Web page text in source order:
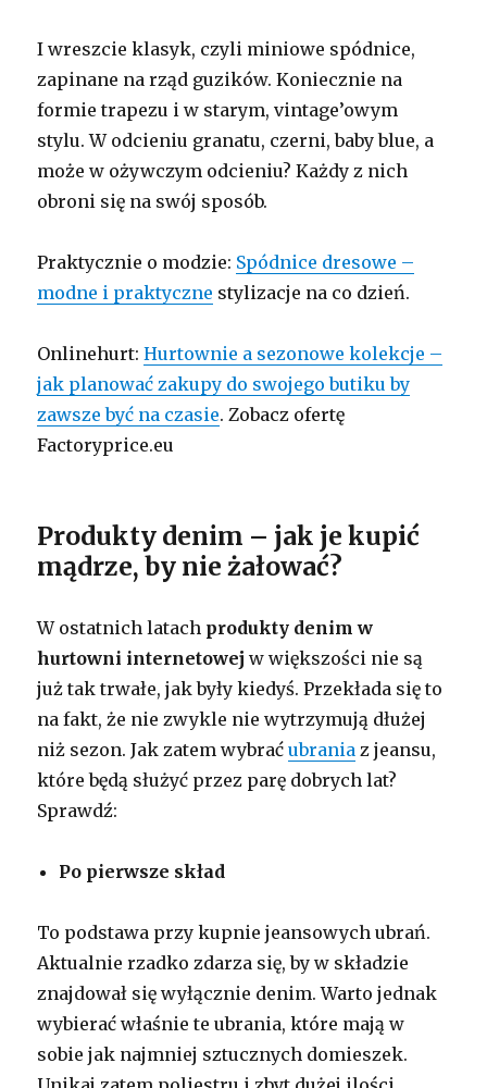
I wreszcie klasyk, czyli miniowe spódnice,
zapinane na rząd guzików. Koniecznie na
formie trapezu i w starym, vintage’owym
stylu. W odcieniu granatu, czerni, baby blue, a
może w ożywczym odcieniu? Każdy z nich
obroni się na swój sposób.
Praktycznie o modzie: Spódnice dresowe –
modne i praktyczne stylizacje na co dzień.
Onlinehurt:Hurtownie a sezonowe kolekcje –
jak planować zakupy do swojego butiku by
zawsze być na czasie. Zobacz ofertę
Factoryprice.eu
Produkty denim – jak je kupić
mądrze, by nie żałować?
W ostatnich latach produkty denim w
hurtowni internetowejw większości nie są
już tak trwałe, jak były kiedyś. Przekłada się to
na fakt, że nie zwykle nie wytrzymują dłużej
niż sezon. Jak zatem wybraćubrania z jeansu,
które będą służyć przez parę dobrych lat?
Sprawdź:
Po pierwsze skład
To podstawa przy kupnie jeansowych ubrań.
Aktualnie rzadko zdarza się, by w składzie
znajdował się wyłącznie denim. Warto jednak
wybierać właśnie te ubrania, które mają w
sobie jak najmniej sztucznych domieszek.